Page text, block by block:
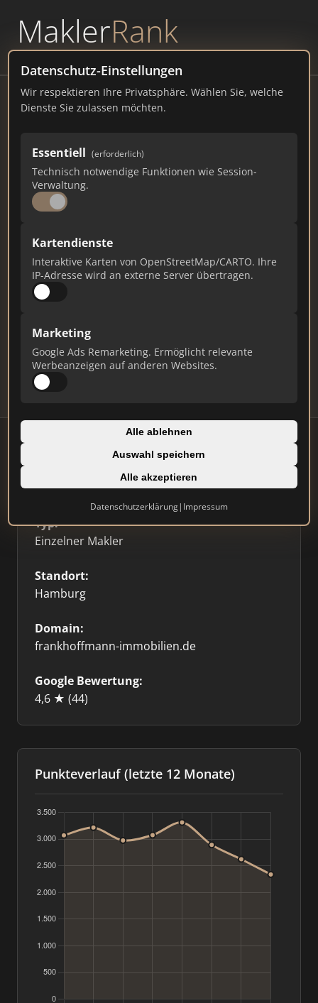
MaklerRank
powered byWAVEPOINT
Datenschutz-Einstellungen
Wir respektieren Ihre Privatsphäre. Wählen Sie, welche
Dienste Sie zulassen möchten.
Essentiell (erforderlich)
Technisch notwendige Funktionen wie Session-
Verwaltung.
Kartendienste
Interaktive Karten von OpenStreetMap/CARTO. Ihre
IP-Adresse wird an externe Server übertragen.
Marketing
Google Ads Remarketing. Ermöglicht relevante
Werbeanzeigen auf anderen Websites.
Alle ablehnen
Auswahl speichern
Alle akzeptieren
Datenschutzerklärung| Impressum
Frank Hoffmann Immobilien GmbH &
Gärtnerstraße 109, 20253 Hamburg
frankhoffmann-immobilien.de
2.338
Gesamtpunkte
Ist das Ihr Unternehmen?
Daten und erhalten Sie monatliche Ranking-
Updates.
Profil beanspruchen
⭐ Etabliert
Typ:
Einzelner Makler
Standort:
Hamburg
Domain:
frankhoffmann-immobilien.de
Google Bewertung:
4,6 ★ (44)
Punkteverlauf (letzte 12 Monate)